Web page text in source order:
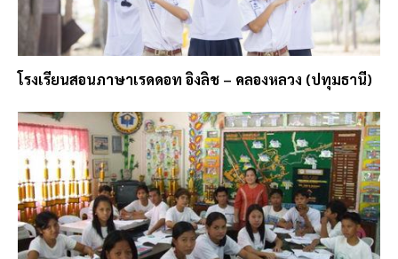
โรงเรียนสอนภาษาเรดดอท อิงลิช – คลองหลวง (ปทุมธานี)